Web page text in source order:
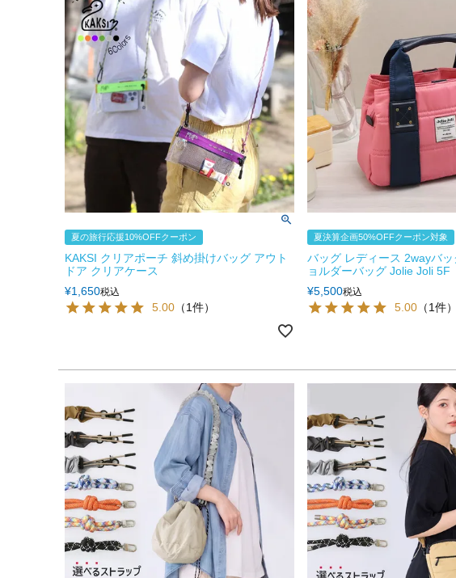
夏の旅行応援10%OFFクーポン
KAKSI クリアポーチ 斜め掛けバッグ アウト
ドア クリアケース
¥1,650税込
5.00 （1件）
夏決算企画50%OFFクーポン対象
バッグ レディース 2wayバ
ョルダーバッグ Jolie Joli 5F
¥5,500税込
5.00 （1件）